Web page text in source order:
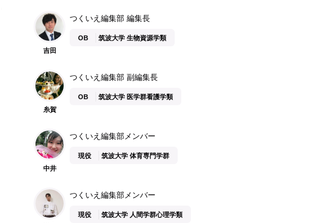
吉田
つくいえ編集部 編集長
OB 筑波大学 生物資源学類
糸賀
つくいえ編集部 副編集長
OB 筑波大学 医学群看護学類
中井
つくいえ編集部メンバー
現役 筑波大学 体育専門学群
つくいえ編集部メンバー
現役 筑波大学 人間学群心理学類